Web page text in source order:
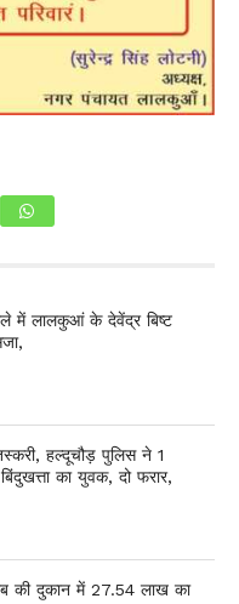
में लालकुआं के देवेंद्र बिष्ट
हल्दूचौड़ पुलिस ने 1
का युवक, दो फरार,
की दुकान में 27.54 लाख का